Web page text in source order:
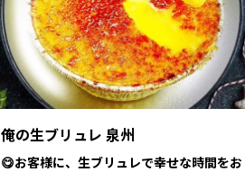
俺の生ブリュレ 泉州
😋お客様に、生ブリュレで幸せな時間をお